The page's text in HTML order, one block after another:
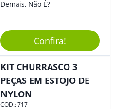
Demais, Não É?!
Confira!
KIT CHURRASCO 3
PEÇAS EM ESTOJO DE
NYLON
COD.:717